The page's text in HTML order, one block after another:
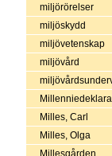
miljörörelser
miljöskydd
miljövetenskap
miljövård
Milles, Carl
Milles, Olga
Millesgården